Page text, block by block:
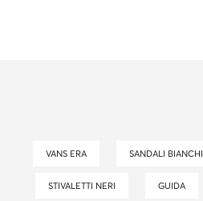
VANS ERA SANDALI BIANCHI
STIVALETTI NERI GUIDA